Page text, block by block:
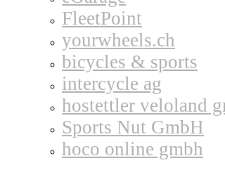
FleetPoint
yourwheels.ch
bicycles & sports
intercycle ag
hostettler veloland
Sports Nut GmbH
hoco online gmbh